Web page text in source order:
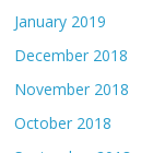
January 2019
December 2018
November 2018
October 2018